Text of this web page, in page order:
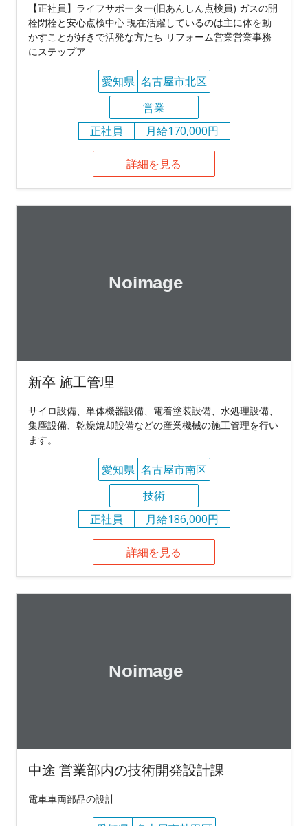
【正社員】ライフサポーター(旧あんしん点検員) ガスの開
栓閉栓と安心点検中心 現在活躍しているのは主に体を動
かすことが好きで活発な方たち リフォーム営業営業事務
にステップア
愛知県 名古屋市北区
営業
正社員
月給170,000円
詳細を見る
新卒 施工管理
サイロ設備、単体機器設備、電着塗装設備、水処理設備、
集塵設備、乾燥焼却設備などの産業機械の施工管理を行い
ます。
愛知県 名古屋市南区
技術
正社員
月給186,000円
詳細を見る
中途 営業部内の技術開発設計課
電車車両部品の設計